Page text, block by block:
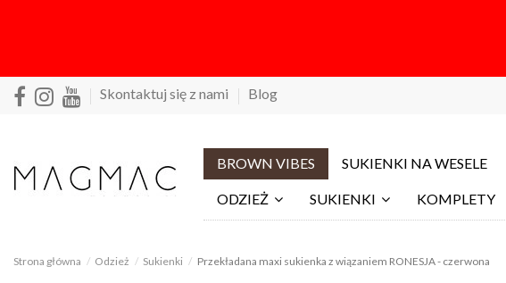
Skontaktuj się z nami Blog
BROWN VIBES SUKIENKI NA WESELE
ODZIEŻ SUKIENKI KOMPLETY
Strona główna Odzież Sukienki Przekładana maxi sukienka z wiązaniem RONESJA - czerwona